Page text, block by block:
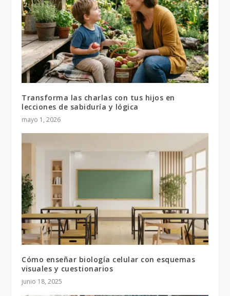
Transforma las charlas con tus hijos en
lecciones de sabiduría y lógica
mayo 1, 2026
Cómo enseñar biología celular con esquemas
visuales y cuestionarios
junio 18, 2025